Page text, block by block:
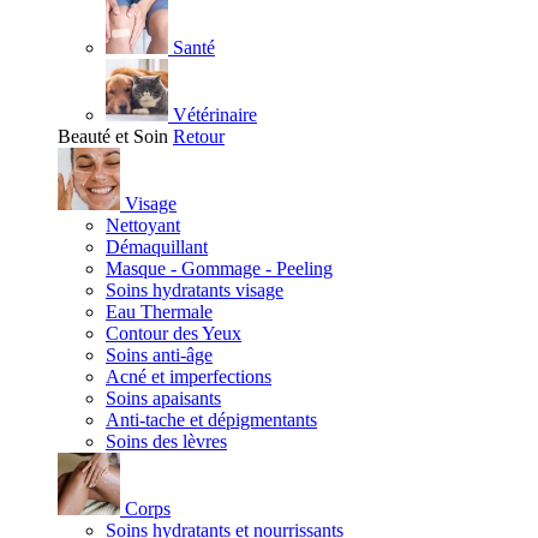
Santé
Vétérinaire
Beauté et Soin Retour
Visage
Nettoyant
Démaquillant
Masque - Gommage - Peeling
Soins hydratants visage
Eau Thermale
Contour des Yeux
Soins anti-âge
Acné et imperfections
Soins apaisants
Anti-tache et dépigmentants
Soins des lèvres
Corps
Soins hydratants et nourrissants